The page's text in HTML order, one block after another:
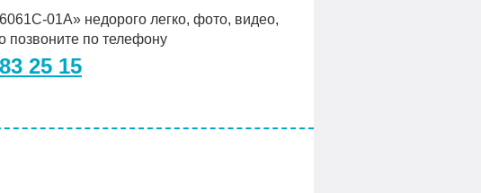
01A» недорого легко, фото, видео,
позвоните по телефону
25 15